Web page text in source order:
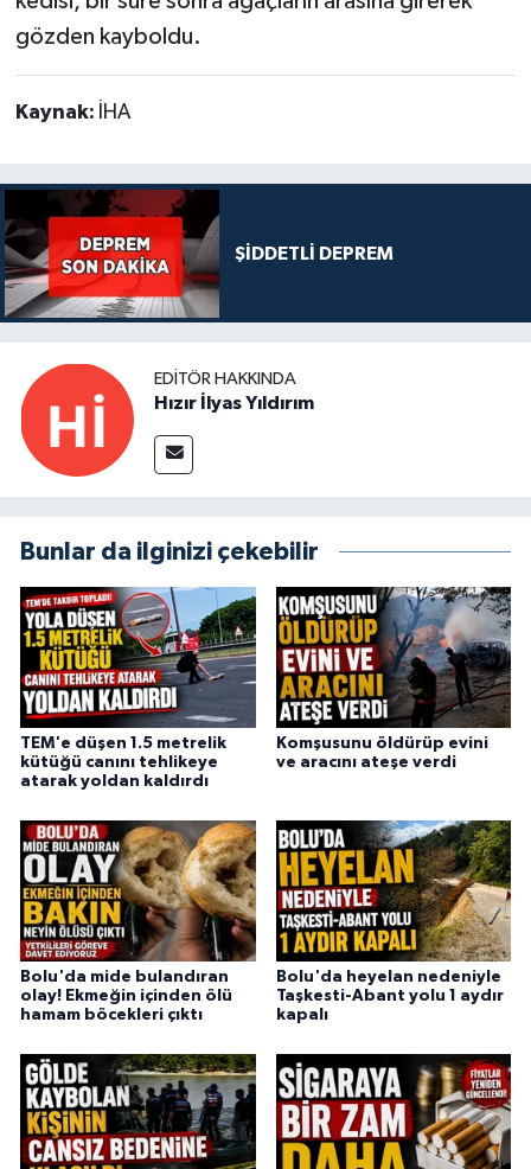
gözden kayboldu.
Kaynak: İHA
ŞİDDETLİ DEPREM
EDITÖR HAKKINDA
Hızır İlyas Yıldırım
Bunlar da ilginizi çekebilir
TEM'e düşen 1.5 metrelik
kütüğü canını tehlikeye
atarak yoldan kaldırdı
Komşusunu öldürüp evini
ve aracını ateşe verdi
Bolu'da mide bulandıran
olay! Ekmeğin içinden ölü
hamam böcekleri çıktı
Bolu'da heyelan nedeniyle
Taşkesti-Abant yolu 1 aydır
kapalı